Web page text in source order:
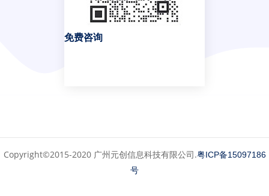
免费咨询
Copyright©2015-2020 广州元创信息科技有限公司.粤ICP备15097186
号